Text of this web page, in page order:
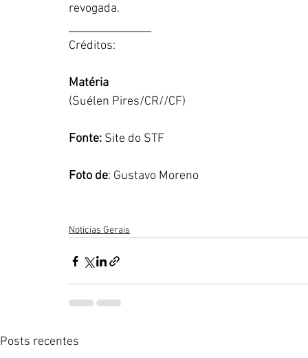
revogada.
_______________
Créditos:
Matéria
(Suélen Pires/CR//CF)
Fonte: Site do STF
Foto de: Gustavo Moreno
Noticias Gerais
Posts recentes